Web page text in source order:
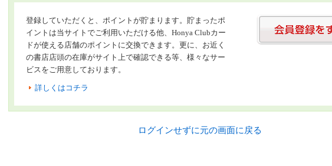
登録していただくと、ポイントが貯まります。貯まったポ
イントは当サイトでご利用いただける他、Honya Clubカー
ドが使える店舗のポイントに交換できます。更に、お近く
の書店店頭の在庫がサイト上で確認できる等、様々なサー
ビスをご用意しております。
詳しくはコチラ
ログインせずに元の画面に戻る